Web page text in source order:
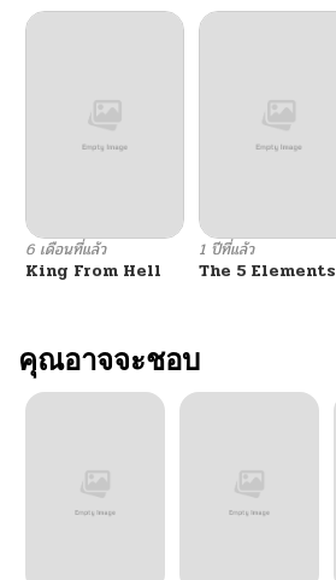
6 เดือนที่แล้ว
King From Hell
1 ปีที่แล้ว
The 5 Elements
คุณอาจจะชอบ